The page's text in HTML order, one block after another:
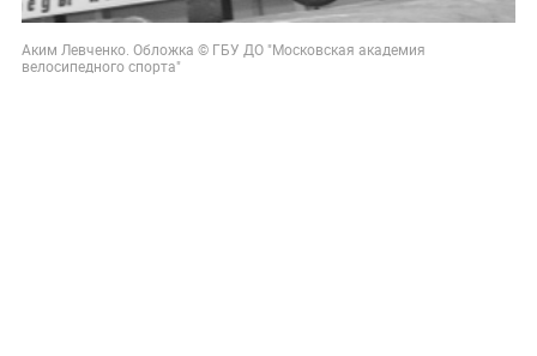
Аким Левченко. Обложка © ГБУ ДО "Московская академия
велосипедного спорта"